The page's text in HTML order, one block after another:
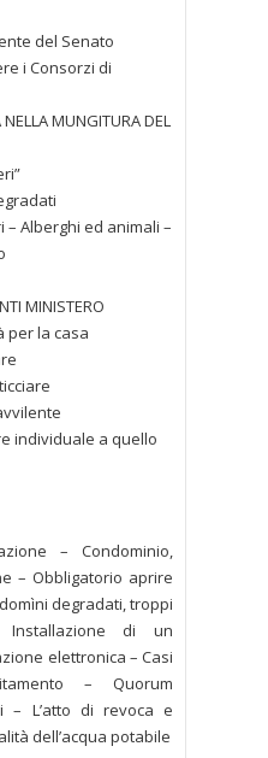
del Senato
i Consorzi di
MUNGITURA DEL
– Alberghi ed animali –
MINISTERO
per la casa
individuale a quello
– Condominio,
– Obbligatorio aprire
degradati, troppi
di un
elettronica – Casi
– Quorum
– L’atto di revoca e
dell’acqua potabile